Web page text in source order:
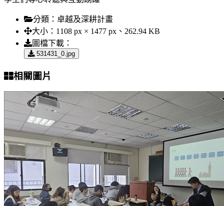
分類： 卓越及深耕計畫
大小： 1108 px × 1477 px、262.94 KB
圖檔下載：
531431_0.jpg
相關圖片